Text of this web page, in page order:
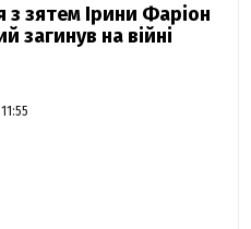
з зятем Ірини Фаріон
загинув на війні
11:55